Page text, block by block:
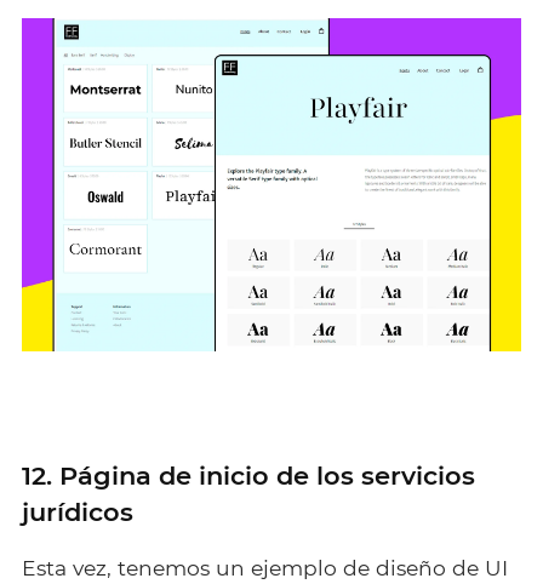
12. Página de inicio de los servicios
jurídicos
Esta vez, tenemos un ejemplo de diseño de UI